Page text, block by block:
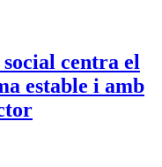
centra el
estable i amb